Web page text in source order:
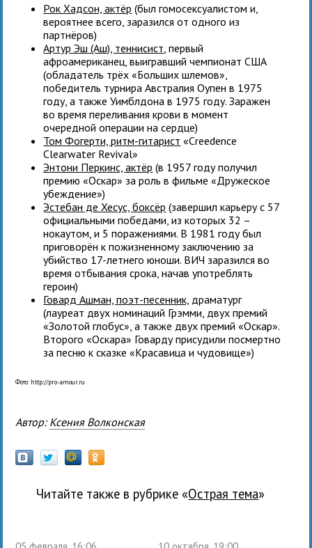
Рок Хадсон, актёр (был гомосексуалистом и,
вероятнее всего, заразился от одного из
партнёров)
Артур Эш (Аш), теннисист , первый
афроамериканец, выигравший чемпионат США
(обладатель трёх «Больших шлемов»,
победитель турнира Австралия Оупен в 1975
году, а также Уимблдона в 1975 году. Заражен
во время переливания крови в момент
очередной операции на сердце)
Том Фогерти, ритм-гитарист «Creedence
Clearwater Revival»
Энтони Перкинс, актёр (в 1957 году получил
премию «Оскар» за роль в фильме «Дружеское
убеждение»)
Эстебан де Хесус, боксёр (завершил карьеру с 57
официальными победами, из которых 32 –
нокаутом, и 5 поражениями. В 1981 году был
приговорён к пожизненному заключению за
убийство 17-летнего юноши. ВИЧ заразился во
время отбывания срока, начав употреблять
героин)
Говард Ашман, поэт-песенник, драматург
(лауреат двух номинаций Грэмми, двух премий
«Золотой глобус», а также двух премий «Оскар».
Второго «Оскара» Говарду присудили посмертно
за песню к сказке «Красавица и чудовище»)
Фото: http://pro-amour.ru
Автор: Ксения Волконская
Читайте также в рубрике « Острая тема»